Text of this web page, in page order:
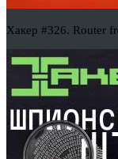
Хакер #326. Router